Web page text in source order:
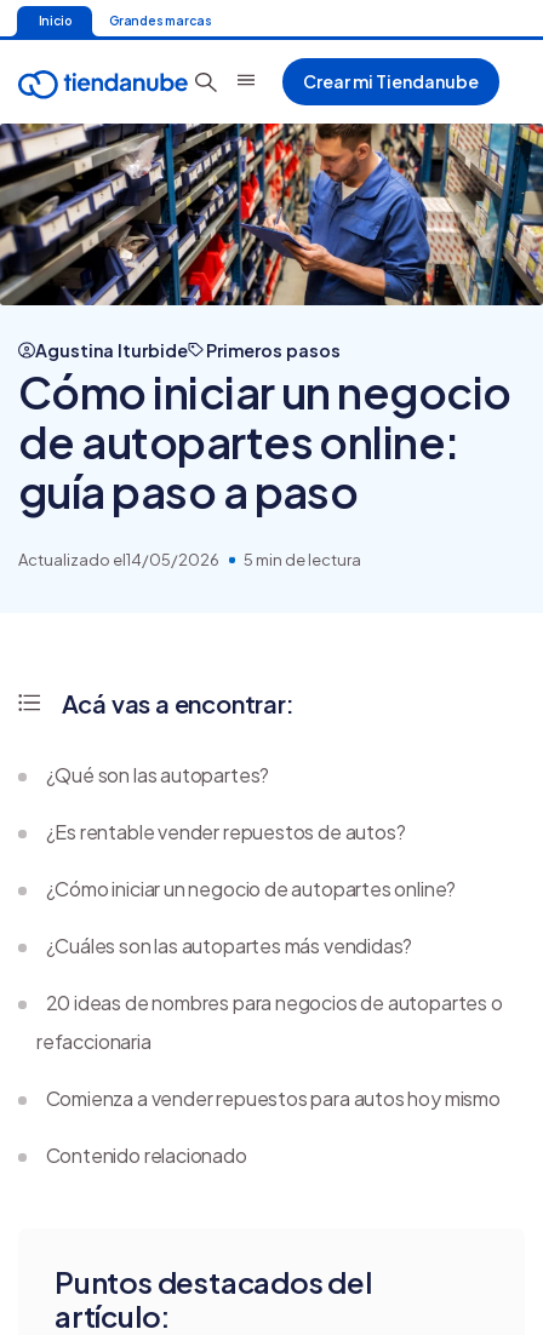
Inicio Grandes marcas
Crear mi Tiendanube
Agustina Iturbide Primeros pasos
Cómo iniciar un negocio
de autopartes online:
guía paso a paso
Actualizado el14/05/2026 5 min de lectura
Puntos destacados del
artículo:
Acá vas a encontrar:
¿Qué son las autopartes?
¿Es rentable vender repuestos de autos?
¿Cómo iniciar un negocio de autopartes online?
¿Cuáles son las autopartes más vendidas?
20 ideas de nombres para negocios de autopartes o
refaccionaria
Comienza a vender repuestos para autos hoy mismo
Contenido relacionado